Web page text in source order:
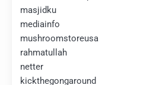
masjidku
mediainfo
mushroomstoreusa
rahmatullah
netter
kickthegongaround